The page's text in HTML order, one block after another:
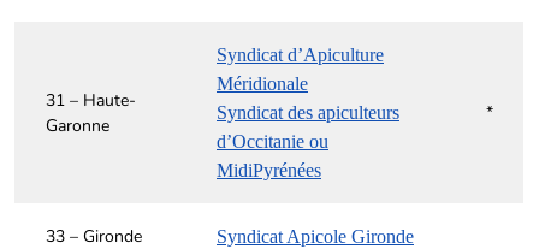
31 – Haute-
Garonne
Syndicat d’Apiculture
Méridionale
Syndicat des apiculteurs
d’Occitanie ou
MidiPyrénées
*
33 – Gironde Syndicat Apicole Gironde